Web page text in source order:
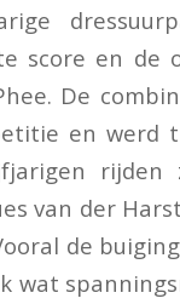
score en de
De
en werd
van der
de
wat